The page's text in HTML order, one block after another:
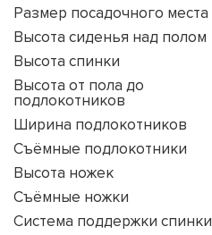
Размер посадочного места
Высота сиденья над полом
Высота спинки
Высота от пола до
подлокотников
Ширина подлокотников
Съёмные подлокотники
Высота ножек
Съёмные ножки
Система поддержки спинки